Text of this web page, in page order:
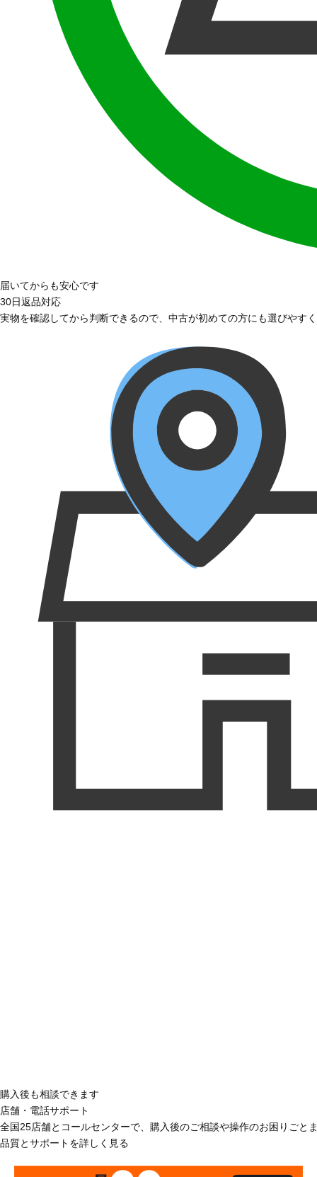
届いてからも安心です
30日返品対応
実物を確認してから判断できるので、中古が初めての方にも選びやす
購入後も相談できます
店舗・電話サポート
全国25店舗とコールセンターで、購入後のご相談や操作のお困りごと
品質とサポートを詳しく見る